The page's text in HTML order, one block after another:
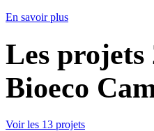
En savoir plus
Les projets
Bioeco
Voir les 13 projets